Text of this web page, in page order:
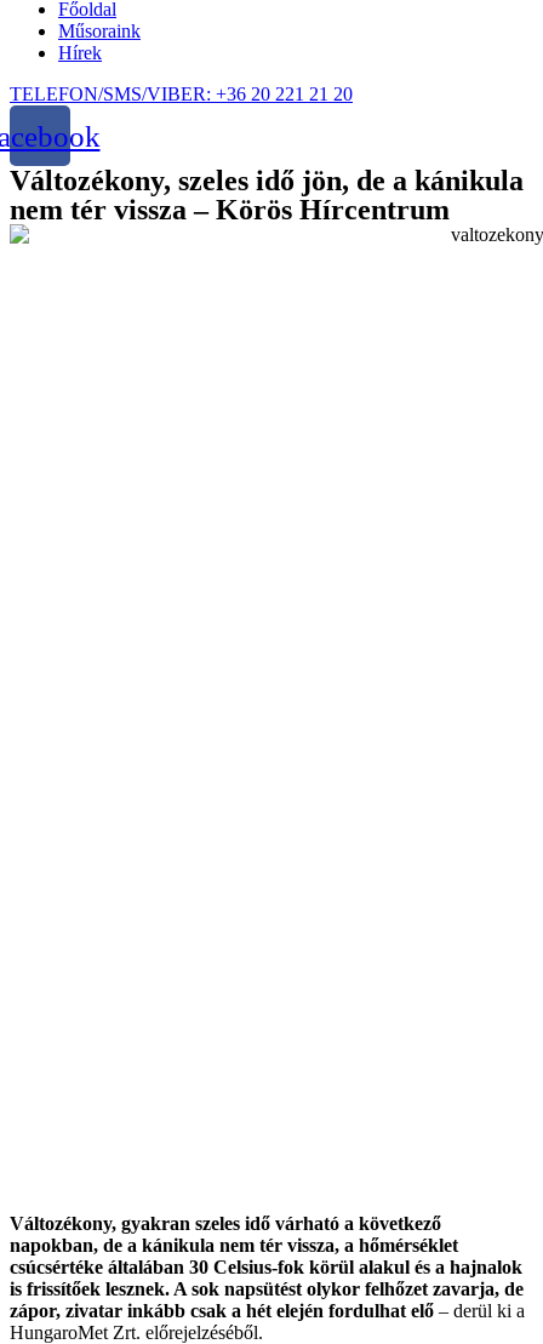
Főoldal
Műsoraink
Hírek
TELEFON/SMS/VIBER: +36 20 221 21 20
Változékony, szeles idő jön, de a kánikula
nem tér vissza – Körös Hírcentrum
Változékony, gyakran szeles idő várható a következő
napokban, de a kánikula nem tér vissza, a hőmérséklet
csúcsértéke általában 30 Celsius-fok körül alakul és a hajnalok
is frissítőek lesznek. A sok napsütést olykor felhőzet zavarja, de
zápor, zivatar inkább csak a hét elején fordulhat elő – derül ki a
HungaroMet Zrt. előrejelzéséből.